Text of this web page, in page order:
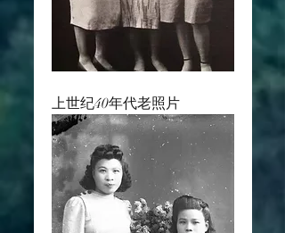
上世纪40年代老照片